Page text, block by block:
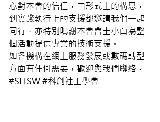
心對本會的信任，由形式上的構思，
到實踐執行上的支援都邀請我們一起
同行，亦特別鳴謝本會會士小白為整
個活動提供專業的技術支援。
如各機構在網上服務發展或數碼轉型
方面有任何需要，歡迎與我們聯絡。
#SITSW#科創社工學會